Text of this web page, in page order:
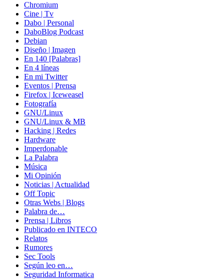
Chromium
Cine | Tv
Dabo | Personal
DaboBlog Podcast
Debian
Diseño | Imagen
En 140 [Palabras]
En 4 líneas
En mi Twitter
Eventos | Prensa
Firefox | Iceweasel
Fotografía
GNU/Linux
GNU/Linux & MB
Hacking | Redes
Hardware
Imperdonable
La Palabra
Música
Mi Opinión
Noticias | Actualidad
Off Topic
Otras Webs | Blogs
Palabra de…
Prensa | Libros
Publicado en INTECO
Relatos
Rumores
Sec Tools
Según leo en…
Seguridad Informatica